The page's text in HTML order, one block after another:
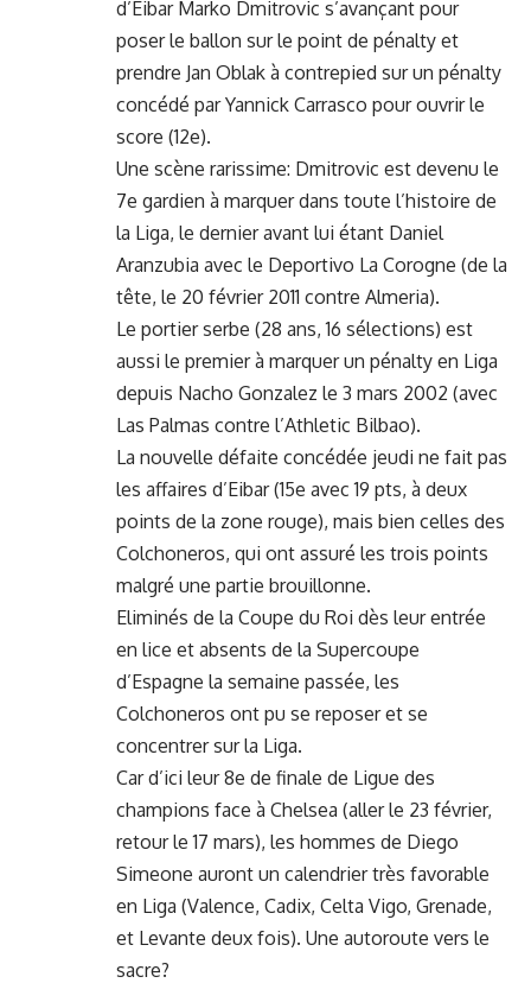
d’Eibar Marko Dmitrovic s’avançant pour
poser le ballon sur le point de pénalty et
prendre Jan Oblak à contrepied sur un pénalty
concédé par Yannick Carrasco pour ouvrir le
score (12e).
Une scène rarissime: Dmitrovic est devenu le
7e gardien à marquer dans toute l’histoire de
la Liga, le dernier avant lui étant Daniel
Aranzubia avec le Deportivo La Corogne (de la
tête, le 20 février 2011 contre Almeria).
Le portier serbe (28 ans, 16 sélections) est
aussi le premier à marquer un pénalty en Liga
depuis Nacho Gonzalez le 3 mars 2002 (avec
Las Palmas contre l’Athletic Bilbao).
La nouvelle défaite concédée jeudi ne fait pas
les affaires d’Eibar (15e avec 19 pts, à deux
points de la zone rouge), mais bien celles des
Colchoneros, qui ont assuré les trois points
malgré une partie brouillonne.
Eliminés de la Coupe du Roi dès leur entrée
en lice et absents de la Supercoupe
d’Espagne la semaine passée, les
Colchoneros ont pu se reposer et se
concentrer sur la Liga.
Car d’ici leur 8e de finale de Ligue des
champions face à Chelsea (aller le 23 février,
retour le 17 mars), les hommes de Diego
Simeone auront un calendrier très favorable
en Liga (Valence, Cadix, Celta Vigo, Grenade,
et Levante deux fois). Une autoroute vers le
sacre?